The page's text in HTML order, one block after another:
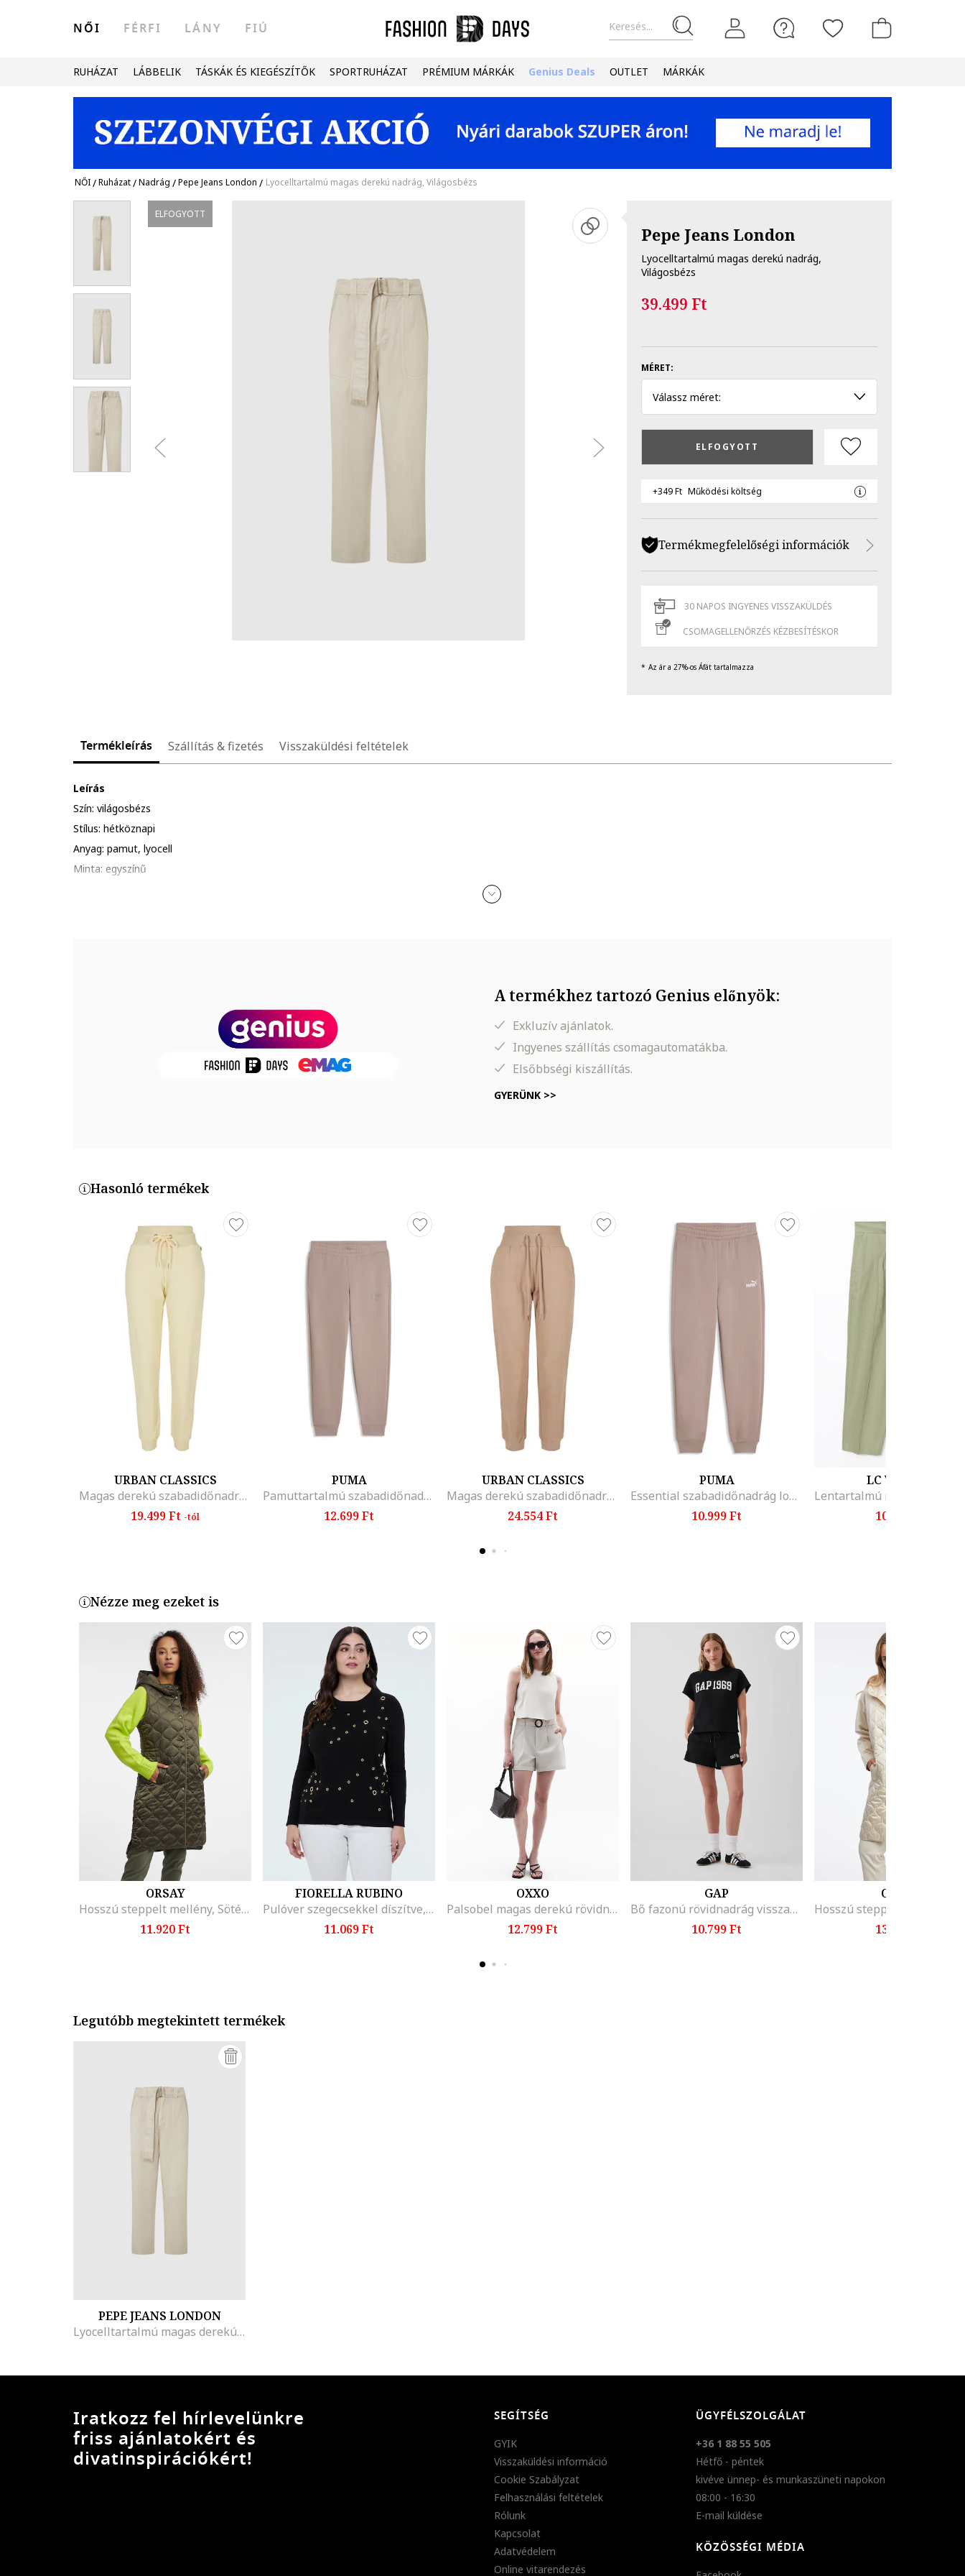
Keresés...
NŐI FÉRFI LÁNY FIÚ
RUHÁZAT LÁBBELIK TÁSKÁK ÉS KIEGÉSZÍTŐK SPORTRUHÁZAT PRÉMIUM MÁRKÁK Genius Deals OUTLET MÁRKÁK
NŐI/Ruházat/Nadrág /Pepe Jeans London / Lyocelltartalmú magas derekú nadrág, Világosbézs
ELFOGYOTT
Pepe Jeans London
Lyocelltartalmú magas derekú nadrág,
Világosbézs
39.499 Ft
MÉRET:
Válassz méret:
ELFOGYOTT
+349 Ft Működési költség
Termékmegfelelőségi információk
30 NAPOS INGYENES VISSZAKÜLDÉS
CSOMAGELLENŐRZÉS KÉZBESÍTÉSKOR
Az ár a 27%-os Áfát tartalmazza
Termékleírás Szállítás & fizetés Visszaküldési feltételek
Leírás
Szín: világosbézs
Stílus: hétköznapi
Anyag: pamut, lyocell
Minta: egyszínű
Külső anyag: 65% lyocell, 35% pamut
A termékhez tartozó Genius előnyök:
Exkluzív ajánlatok.
Ingyenes szállítás csomagautomatákba.
Elsőbbségi kiszállítás.
GYERÜNK >>
Hasonló termékek
URBAN CLASSICS
Magas derekú szabadidőnadrág húzózsinórral, Halványsárga
19.499 Ft -tól
PUMA
Pamuttartalmú szabadidőnadrág, Púderrózsaszín
12.699 Ft
URBAN CLASSICS
Magas derekú szabadidőnadrág húzózsinórral, Bézs
24.554 Ft
PUMA
Essential szabadidőnadrág logós részlettel, Púderrózsaszín
10.999 Ft
LC WAIKIKI
10.995 Ft
Nézze meg ezeket is
ORSAY
Hosszú steppelt mellény, Sötét khaki
11.920 Ft
FIORELLA RUBINO
Pulóver szegecsekkel díszítve, Fekete
11.069 Ft
OXXO
Palsobel magas derekú rövidnadrág, Világosszürke
12.799 Ft
GAP
Bő fazonú rövidnadrág visszahajtott szárvégekkel, Fekete,
10.799 Ft
ORSAY
13.244 Ft
Legutóbb megtekintett termékek
PEPE JEANS LONDON
Lyocelltartalmú magas derekú nadrág, Világosbézs
Iratkozz fel hírlevelünkre
friss ajánlatokért és
divatinspirációkért!
SEGÍTSÉG
GYIK
Visszaküldési információ
Cookie Szabályzat
Felhasználási feltételek
Rólunk
Kapcsolat
Adatvédelem
Online vitarendezés
ÜGYFÉLSZOLGÁLAT
+36 1 88 55 505
Hétfő - péntek
kivéve ünnep- és munkaszüneti napokon
08:00 - 16:30
E-mail küldése
KÖZÖSSÉGI MÉDIA